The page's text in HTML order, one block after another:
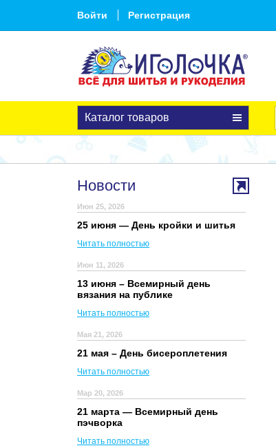
Войти Регистрация
Каталог товаров
Новости
Июн 25, 2026
25 июня — День кройки и шитья
Читать полностью
Июн 11, 2026
13 июня – Всемирный день
вязания на публике
Читать полностью
Мая 21, 2026
21 мая – День бисероплетения
Читать полностью
Мар 20, 2026
21 марта — Всемирный день
пэчворка
Читать полностью